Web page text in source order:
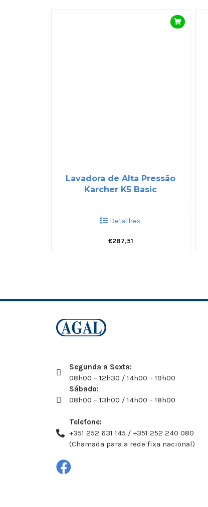
Lavadora de Alta Pressão
Karcher K5 Basic
Detalhes
€287,51
Segunda a Sexta:
08h00 – 12h30 / 14h00 – 19h00
Sábado:
08h00 – 13h00 / 14h00 – 18h00
Telefone:
+351 252 631 145 / +351 252 240 080
(Chamada para a rede fixa nacional)